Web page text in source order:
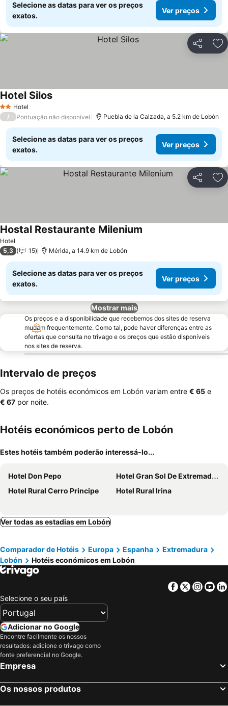
Selecione as datas para ver os preços
exatos.
Ver preços
Partilhar
2 Estrelas
Hotel
Hotel SilosVer preços
/ Pontuação não disponível Puebla de la Calzada, a 5.2 km de Lobón
Selecione as datas para ver os preços
exatos.
Ver preços
Partilhar
Hotel
Hostal Restaurante Milenium
5,3 15 Mérida, a 14.9 km de Lobón
Selecione as datas para ver os preços
exatos.
Ver preços
Mostrar mais
Os preços e a disponibilidade que recebemos dos sites de reserva
mudam frequentemente. Como tal, pode haver diferenças entre as
ofertas que consulta no trivago e os preços que estão disponíveis
nos sites de reserva.
Intervalo de preços
Os preços de hotéis económicos em Lobón variam entre ‎€ 65 e
‎€ 67 por noite.
Hotéis económicos perto de Lobón
Estes hotéis também poderão interessá-lo...
Hotel Don Pepo
Hotel Gran Sol De Extremadura
Hotel Rural Cerro Principe
Hotel Rural Irina
Ver todas as estadias em Lobón
Comparador de Hotéis Europa Espanha
Extremadura
Lobón
Hotéis económicos em Lobón
Facebook
Twitter
Selecione o seu país
Adicionar no Google
Encontre facilmente os nossos
resultados: adicione o trivago como
fonte preferencial no Google.
Empresa
Os nossos produtos